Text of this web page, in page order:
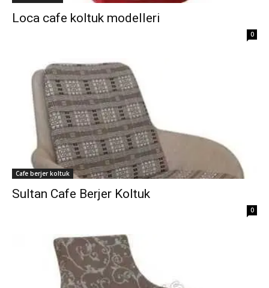
Loca cafe koltuk modelleri
0
Cafe berjer koltuk
Sultan Cafe Berjer Koltuk
0